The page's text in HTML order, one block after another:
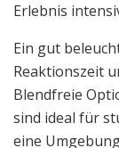
Erlebnis
Ein gut
Reaktionszeit
Blendfreie
sind ideal für
eine